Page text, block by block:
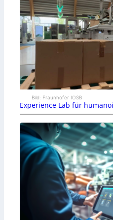
Bild: Fraunhofer IOSB
Experience Lab für